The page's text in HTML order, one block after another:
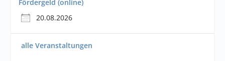
Fördergeld (online)
20.08.2026
alle Veranstaltungen